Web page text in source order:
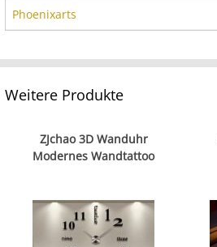
Phoenixarts
Weitere Produkte
ZJchao 3D Wanduhr
Modernes Wandtattoo